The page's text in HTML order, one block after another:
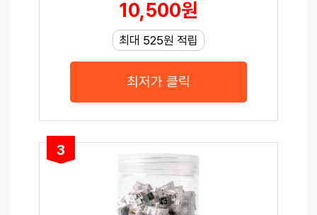
10,500원
최대 525원 적립
최저가 클릭
3